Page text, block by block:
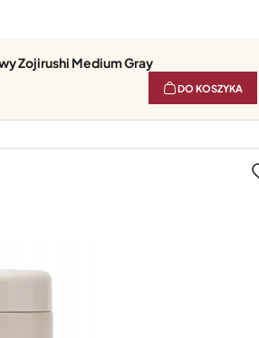
Zojirushi Medium Gray
DO KOSZYKA